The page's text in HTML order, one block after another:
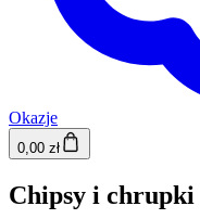
Okazje
0,00 zł
Chipsy i chrupki